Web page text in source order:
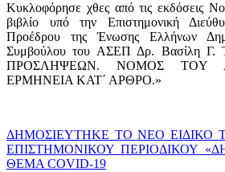
Κυκλοφόρησε χθες από τις εκδόσεις
βιβλίο υπό την Επιστημονική
Προέδρου της Ένωσης Ελλήνων
Συμβούλου του ΑΣΕΠ Δρ. Βασίλη
ΠΡΟΣΛΗΨΕΩΝ. ΝΟΜΟΣ TOY
ΕΡΜΗΝΕΙΑ ΚΑΤ΄ ΑΡΘΡΟ.»
ΔΗΜΟΣΙΕΥΤΗΚΕ ΤΟ ΝΕΟ ΕΙΔΙΚΟ
ΕΠΙΣΤΗΜΟΝΙΚΟΥ ΠΕΡΙΟΔΙΚΟΥ
ΘΕΜΑ COVID-19